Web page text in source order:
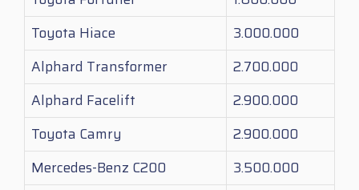
Toyota Hiace
3.000.000
Alphard Transformer
2.700.000
Alphard Facelift
2.900.000
Toyota Camry
2.900.000
Mercedes-Benz C200
3.500.000